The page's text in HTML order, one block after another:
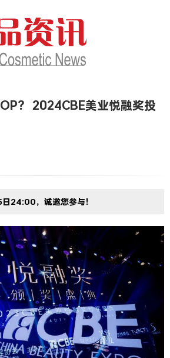
？ 2024CBE美业悦融奖投
24:00，诚邀您参与！